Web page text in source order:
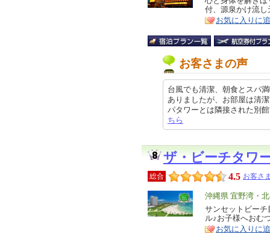
ア
徴
付、源泉かけ流
お気に入りに
お客さまの声
台風でも清潔、朝食とスパ
ありましたが、お部屋は清
パタワーとは隣接された別
ちら
ザ・ビーチタワ
総合 4.5 お客さ
エ
リ
ア
沖縄県 宜野湾・
特
徴
サンセットビー
ル♪お子様へおむ
お気に入りに